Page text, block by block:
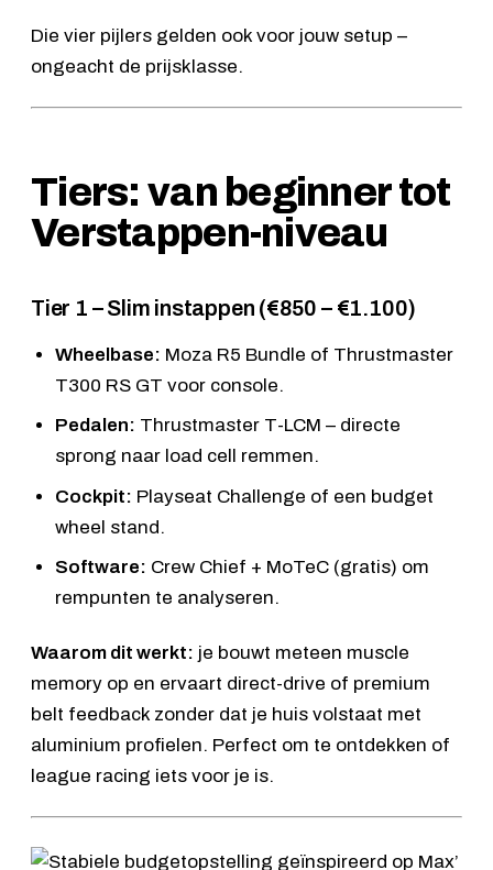
Die vier pijlers gelden ook voor jouw setup –
ongeacht de prijsklasse.
Tiers: van beginner tot
Verstappen-niveau
Tier 1 – Slim instappen (€850 – €1.100)
Wheelbase: Moza R5 Bundle of Thrustmaster
T300 RS GT voor console.
Pedalen: Thrustmaster T-LCM – directe
sprong naar load cell remmen.
Cockpit: Playseat Challenge of een budget
wheel stand.
Software: Crew Chief + MoTeC (gratis) om
rempunten te analyseren.
Waarom dit werkt: je bouwt meteen muscle
memory op en ervaart direct-drive of premium
belt feedback zonder dat je huis volstaat met
aluminium profielen. Perfect om te ontdekken of
league racing iets voor je is.